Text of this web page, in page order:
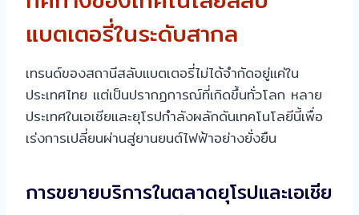
แบตเตอรี่ในระดับสากล
เทรนด์ของสถานีสลับแบตเตอรี่ไม่ได้จำกัดอยู่แค่ใน
ประเทศไทย แต่เป็นปรากฏการณ์ที่เกิดขึ้นทั่วโลก หลาย
ประเทศในเอเชียและยุโรปกำลังผลักดันเทคโนโลยีนี้เพื่อ
เร่งการเปลี่ยนผ่านสู่ยานยนต์ไฟฟ้าอย่างยั่งยืน
การขยายบริการในตลาดยุโรปและเอเชีย